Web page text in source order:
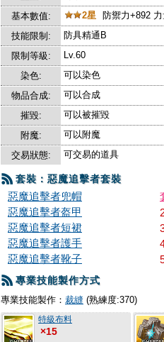
基本數值:
2星
防禦力+892
技能限制:
防具精通B
限制等級:
Lv.60
染色:
可以染色
物品合成:
可以合成
摧毀:
可以被摧毀
附魔:
可以附魔
交易狀態:
可交易的道具
套裝：惡魔追擊者套裝
惡魔追擊者兜帽
惡魔追擊者盔甲
惡魔追擊者短裙
惡魔追擊者護手
惡魔追擊者靴子
專業技能製作方式
專業技能製作： 裁縫 (熟練度:370)
特級布料
×15